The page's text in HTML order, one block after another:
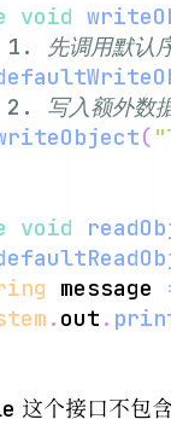
void
先调用默认
写入额外数
(
void
message
. out .
这个接口不包